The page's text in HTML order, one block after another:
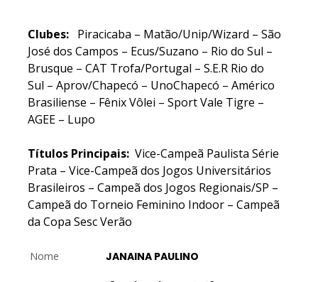
Clubes: Piracicaba – Matão/Unip/Wizard – São
José dos Campos – Ecus/Suzano – Rio do Sul –
Brusque – CAT Trofa/Portugal – S.E.R Rio do
Sul – Aprov/Chapecó – UnoChapecó – Américo
Brasiliense – Fênix Vôlei – Sport Vale Tigre –
AGEE – Lupo
Títulos Principais: Vice-Campeã Paulista Série
Prata – Vice-Campeã dos Jogos Universitários
Brasileiros – Campeã dos Jogos Regionais/SP –
Campeã do Torneio Feminino Indoor – Campeã
da Copa Sesc Verão
Nome JANAINA PAULINO